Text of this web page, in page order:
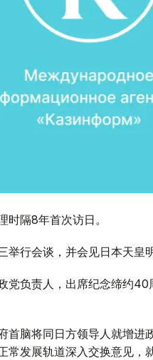
隔8年首次访日。
行会谈，并会见日本天皇明
党负责人，出席纪念缔约
首脑将同日方领导人就增进
常发展轨道深入交换意见，